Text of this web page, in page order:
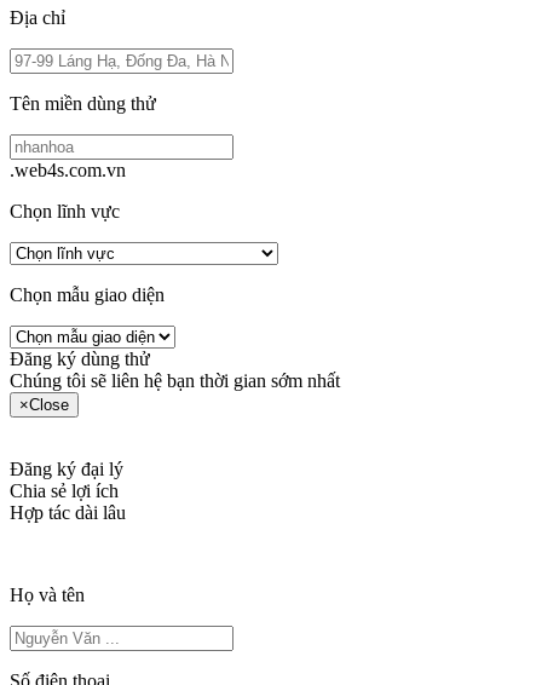
Địa chỉ
Tên miền dùng thử
.web4s.com.vn
Chọn lĩnh vực
Chọn mẫu giao diện
Đăng ký dùng thử
Chúng tôi sẽ liên hệ bạn thời gian sớm nhất
×Close
Đăng ký đại lý
Chia sẻ lợi ích
Hợp tác dài lâu
Họ và tên